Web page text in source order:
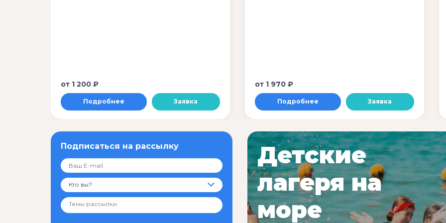
от 1 200 ₽
Подробнее Заявка
от 1 970 ₽
Подробнее Заявка
Подписаться на рассылку
Кто вы?
Детские
лагеря на
море